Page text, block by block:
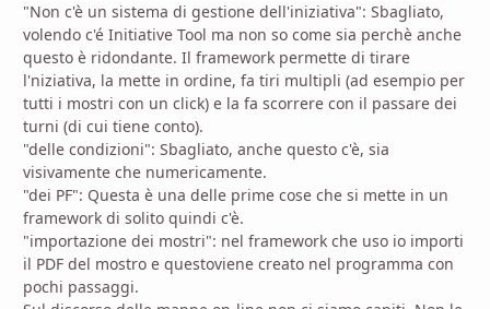
"Non c'è un sistema di gestione dell'iniziativa": Sbagliato,
volendo c'é Initiative Tool ma non so come sia perchè anche
questo è ridondante. Il framework permette di tirare
l'niziativa, la mette in ordine, fa tiri multipli (ad esempio per
tutti i mostri con un click) e la fa scorrere con il passare dei
turni (di cui tiene conto).
"delle condizioni": Sbagliato, anche questo c'è, sia
visivamente che numericamente.
"dei PF": Questa è una delle prime cose che si mette in un
framework di solito quindi c'è.
"importazione dei mostri": nel framework che uso io importi
il PDF del mostro e questoviene creato nel programma con
pochi passaggi.